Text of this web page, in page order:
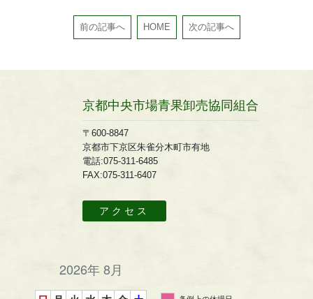
前の記事へ HOME 次の記事へ
京都中央市場青果卸売協同組合
〒600-8847
京都市下京区朱雀分木町市有地
電話:075-311-6485
FAX:075-311-6407
アクセス
2026年 8月